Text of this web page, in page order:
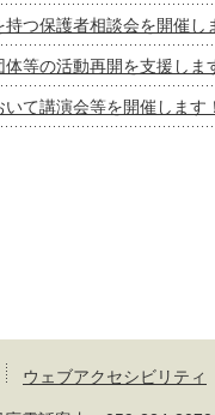
つ保護者相談会を開催し
等の活動再開を支援しま
て講演会等を開催します！
ウェブアクセシビリティ